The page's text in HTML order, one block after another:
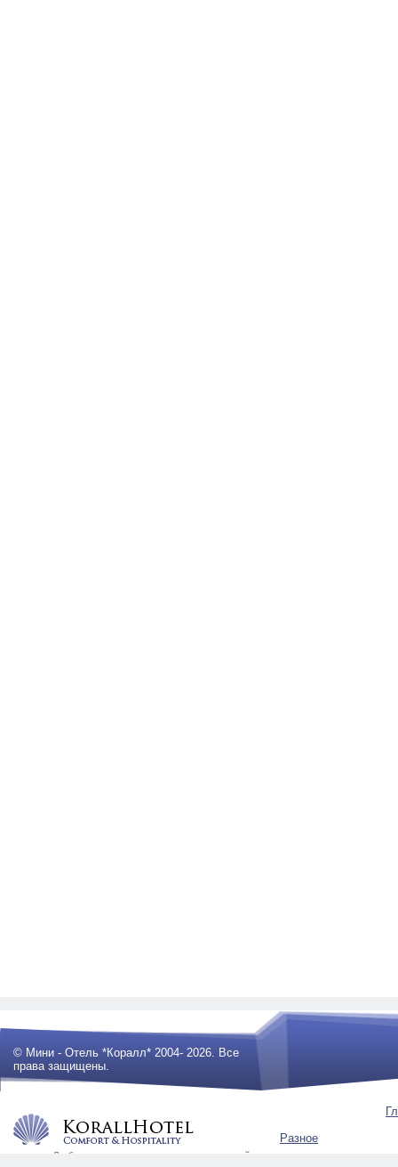
© Мини - Отель *Коралл* 2004- 2026. Все
права защищены.
Любое использование материалов сайта
Разное